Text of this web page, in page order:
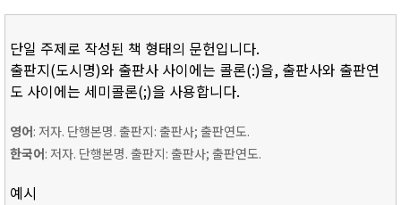
단일 주제로 작성된 책 형태의 문헌입니다.
출판지(도시명)와 출판사 사이에는 콜론(:)을, 출판사와 출판연
도 사이에는 세미콜론(;)을 사용합니다.
영어: 저자. 단행본명. 출판지: 출판사; 출판연도.
한국어: 저자. 단행본명. 출판지: 출판사; 출판연도.
예시